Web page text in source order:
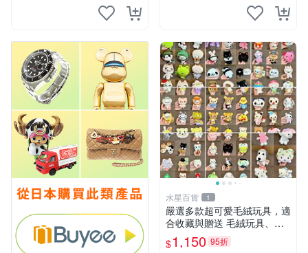
水星百貨 1
嚴選多款超可愛毛絨玩具，適
合收藏與贈送 毛絨玩具、抱
枕、公仔
$1,150 95折